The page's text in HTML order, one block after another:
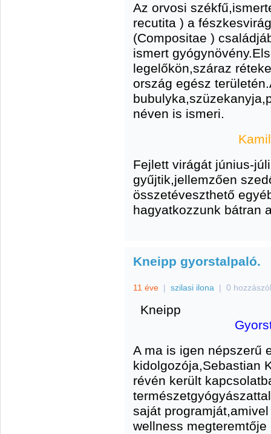
Az orvosi
recutita ) a
(Compositae )
ismert
legelőkön,száraz
ország egész
néven is ismeri.
Fejlett virágát június-
gyűjtik,jellemzően
összetéveszthető
hagyatkozzunk bátran
Kneipp gyorstalpaló.
11 éve | szilasi ilona | 0
Kneipp
A ma is igen népszerű
kidolgozója,Sebastian
révén került
saját
wellness megteremtője